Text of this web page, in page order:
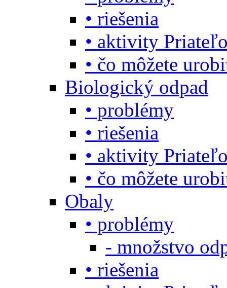
• riešenia
• aktivity
• čo môžete
Biologický odpad
• problémy
• riešenia
• aktivity
• čo môžete
Obaly
• problémy
- množstvo
• riešenia